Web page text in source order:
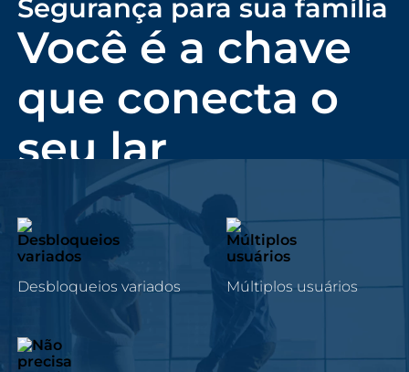
Segurança para sua família
Você é a chave
que conecta o
seu lar
Desbloqueios variados Múltiplos usuários